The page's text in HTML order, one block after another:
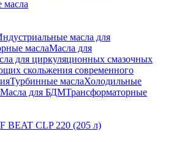
масла
масла для
маслаМасла для
для циркуляционных смазочных
скольжения современного
Турбинные маслаХолодильные
Масла для БДМТрансформаторные
BEAT CLP 220 (205 л)